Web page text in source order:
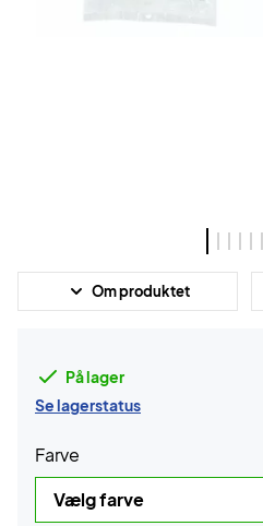
Om produktet
På lager
Se lagerstatus
Farve